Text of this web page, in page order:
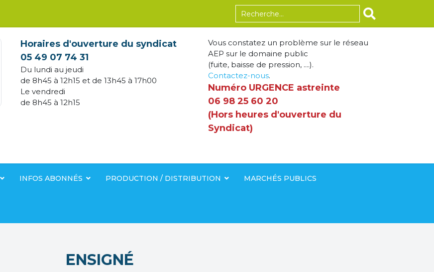
Rechercher
Horaires d'ouverture du syndicat
05 49 07 74 31
Du lundi au jeudi
de 8h45 à 12h15 et de 13h45 à 17h00
Le vendredi
de 8h45 à 12h15
Vous constatez un problème sur le réseau
AEP sur le domaine public
(fuite, baisse de pression, ....).
Contactez-nous.
Numéro URGENCE astreinte
06 98 25 60 20
(Hors heures d'ouverture du
Syndicat)
INFOS ABONNÉS PRODUCTION / DISTRIBUTION MARCHÉS PUBLICS
ENSIGNÉ